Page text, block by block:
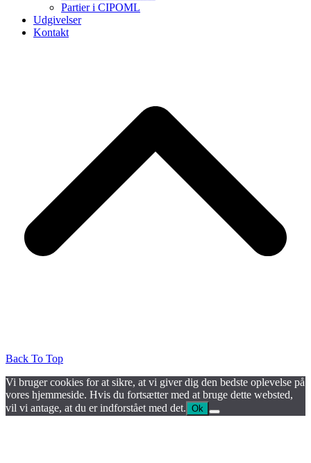
Partier i CIPOML
Udgivelser
Kontakt
Back To Top
Vi bruger cookies for at sikre, at vi giver dig den bedste oplevelse på
vores hjemmeside. Hvis du fortsætter med at bruge dette websted,
vil vi antage, at du er indforstået med det. Ok